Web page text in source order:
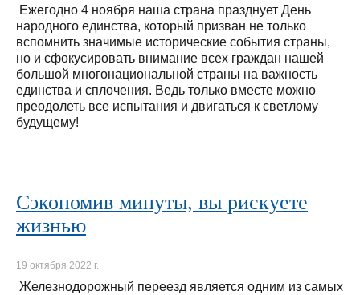
Ежегодно 4 ноября наша страна празднует День
народного единства, который призван не только
вспомнить значимые исторические события страны,
но и сфокусировать внимание всех граждан нашей
большой многонациональной страны на важность
единства и сплочения. Ведь только вместе можно
преодолеть все испытания и двигаться к светлому
будущему!
Сэкономив минуты, вы рискуете
жизнью
19 октября 2022 г.
Железнодорожный переезд является одним из самых